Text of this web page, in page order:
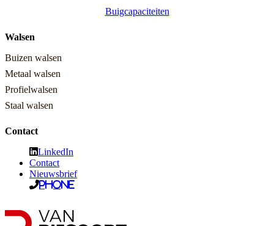
Buigcapaciteiten
Walsen
Buizen walsen
Metaal walsen
Profielwalsen
Staal walsen
Contact
LinkedIn
Contact
Nieuwsbrief
Phone